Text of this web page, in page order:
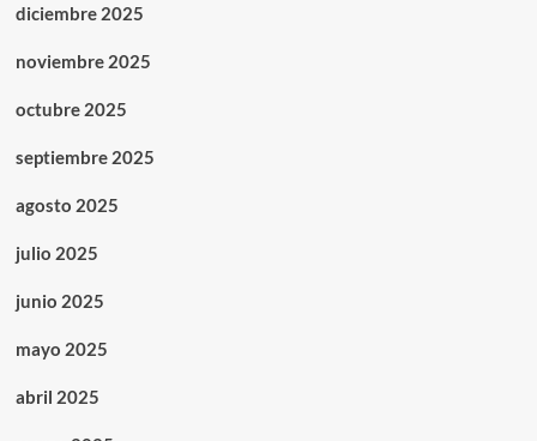
diciembre 2025
noviembre 2025
octubre 2025
septiembre 2025
agosto 2025
julio 2025
junio 2025
mayo 2025
abril 2025